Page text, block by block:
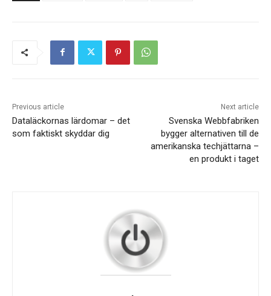
Previous article
Dataläckornas lärdomar – det
som faktiskt skyddar dig
Next article
Svenska Webbfabriken
bygger alternativen till de
amerikanska techjättarna –
en produkt i taget